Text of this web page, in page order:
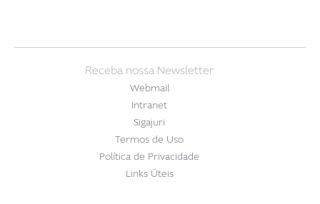
Receba nossa Newsletter
Webmail
Intranet
Sigajuri
Termos de Uso
Política de Privacidade
Links Úteis